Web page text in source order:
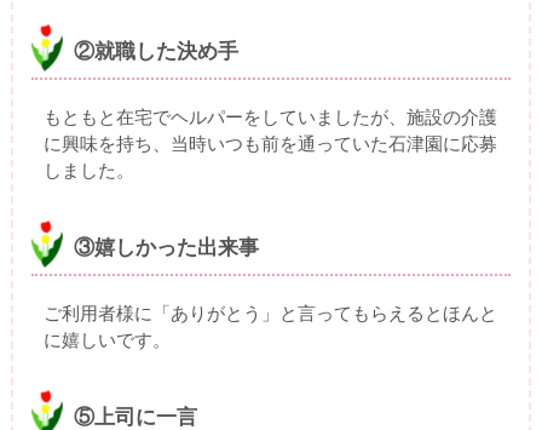
②就職した決め手
もともと在宅でヘルパーをしていましたが、施設の介護
に興味を持ち、当時いつも前を通っていた石津園に応募
しました。
③嬉しかった出来事
ご利用者様に「ありがとう」と言ってもらえるとほんと
に嬉しいです。
⑤上司に一言